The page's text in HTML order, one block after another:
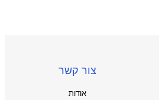
צור קשר
אודות